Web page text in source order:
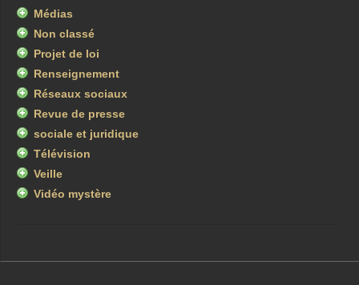
Médias
Non classé
Projet de loi
Renseignement
Réseaux sociaux
Revue de presse
sociale et juridique
Télévision
Veille
Vidéo mystère